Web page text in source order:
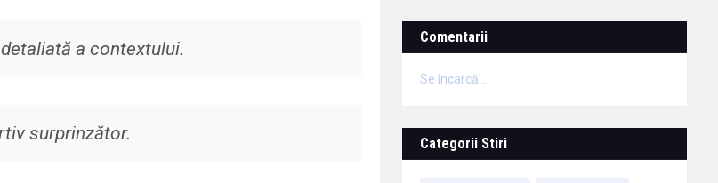
a contextului.
surprinzător.
Comentarii
Se încarcă...
Categorii Stiri